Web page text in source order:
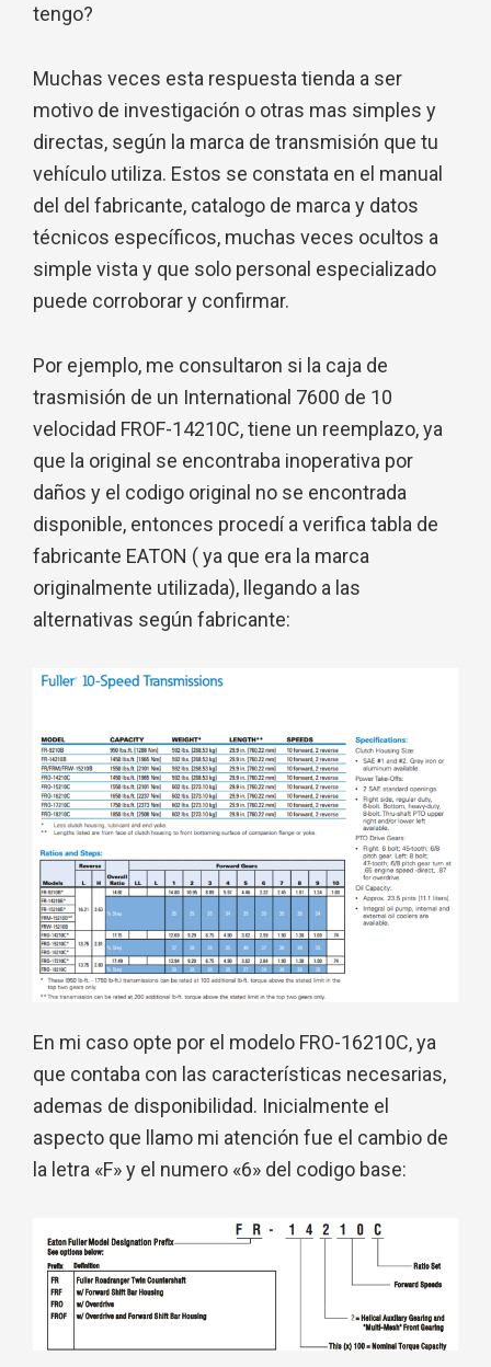
tengo?
Muchas veces esta respuesta tienda a ser
motivo de investigación o otras mas simples y
directas, según la marca de transmisión que tu
vehículo utiliza. Estos se constata en el manual
del del fabricante, catalogo de marca y datos
técnicos específicos, muchas veces ocultos a
simple vista y que solo personal especializado
puede corroborar y confirmar.
Por ejemplo, me consultaron si la caja de
trasmisión de un International 7600 de 10
velocidad FROF-14210C, tiene un reemplazo, ya
que la original se encontraba inoperativa por
daños y el codigo original no se encontrada
disponible, entonces procedí a verifica tabla de
fabricante EATON ( ya que era la marca
originalmente utilizada), llegando a las
alternativas según fabricante:
En mi caso opte por el modelo FRO-16210C, ya
que contaba con las características necesarias,
ademas de disponibilidad. Inicialmente el
aspecto que llamo mi atención fue el cambio de
la letra «F» y el numero «6» del codigo base: